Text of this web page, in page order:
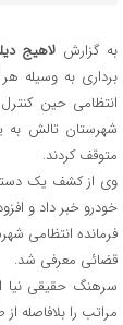
به گزارش لاهیج
برداری به وسیله
انتظامی حین
شهرستان تالش به
متوقف کردند.
وی از کشف یک
خودرو خبر داد و افزود:
قضائی معرفی شد.
سرهنگ حقیقی نیا
مراتب را بلافاصله از طریق سامانه